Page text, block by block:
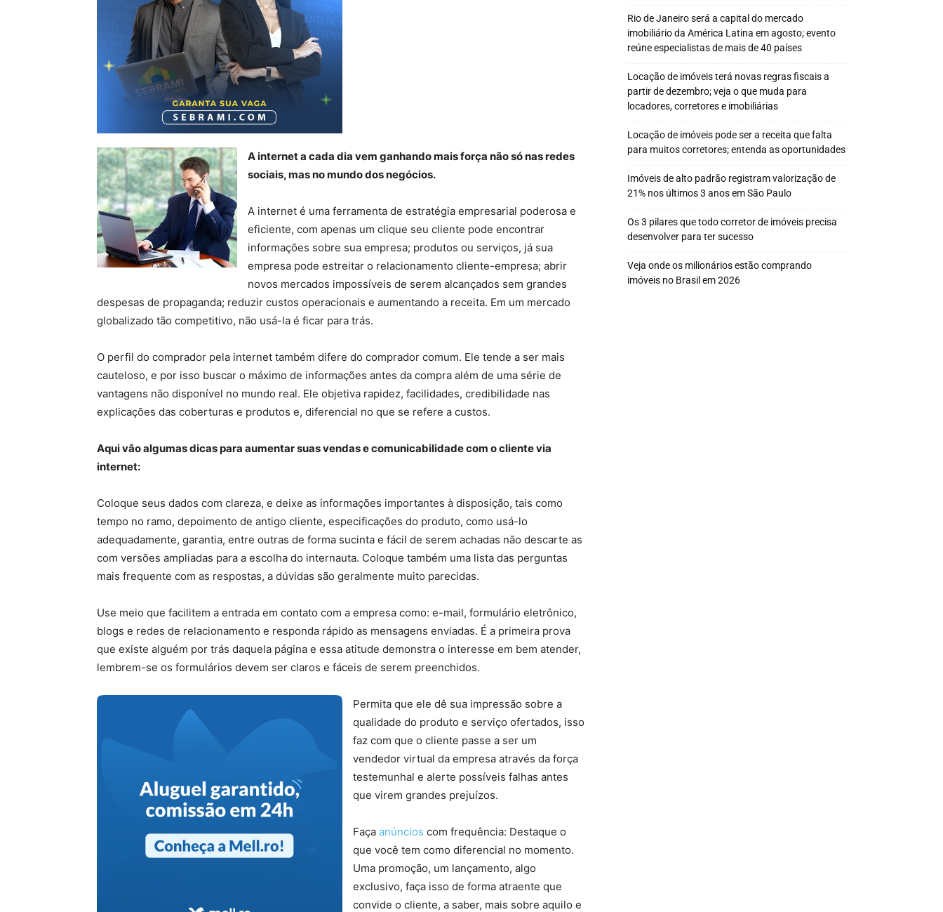
A internet a cada dia vem ganhando mais força não só nas redes
sociais, mas no mundo dos negócios.
A internet é uma ferramenta de estratégia empresarial poderosa e
eficiente, com apenas um clique seu cliente pode encontrar
informações sobre sua empresa; produtos ou serviços, já sua
empresa pode estreitar o relacionamento cliente-empresa; abrir
novos mercados impossíveis de serem alcançados sem grandes
despesas de propaganda; reduzir custos operacionais e aumentando a receita. Em um mercado
globalizado tão competitivo, não usá-la é ficar para trás.
O perfil do comprador pela internet também difere do comprador comum. Ele tende a ser mais
cauteloso, e por isso buscar o máximo de informações antes da compra além de uma série de
vantagens não disponível no mundo real. Ele objetiva rapidez, facilidades, credibilidade nas
explicações das coberturas e produtos e, diferencial no que se refere a custos.
Aqui vão algumas dicas para aumentar suas vendas e comunicabilidade com o cliente via
internet:
Coloque seus dados com clareza, e deixe as informações importantes à disposição, tais como
tempo no ramo, depoimento de antigo cliente, especificações do produto, como usá-lo
adequadamente, garantia, entre outras de forma sucinta e fácil de serem achadas não descarte as
com versões ampliadas para a escolha do internauta. Coloque também uma lista das perguntas
mais frequente com as respostas, a dúvidas são geralmente muito parecidas.
Use meio que facilitem a entrada em contato com a empresa como: e-mail, formulário eletrônico,
blogs e redes de relacionamento e responda rápido as mensagens enviadas. É a primeira prova
que existe alguém por trás daquela página e essa atitude demonstra o interesse em bem atender,
lembrem-se os formulários devem ser claros e fáceis de serem preenchidos.
Permita que ele dê sua impressão sobre a
qualidade do produto e serviço ofertados, isso
faz com que o cliente passe a ser um
vendedor virtual da empresa através da força
testemunhal e alerte possíveis falhas antes
que virem grandes prejuízos.
Faça anúncios com frequência: Destaque o
que você tem como diferencial no momento.
Uma promoção, um lançamento, algo
exclusivo, faça isso de forma atraente que
convide o cliente, a saber, mais sobre aquilo e
Rio de Janeiro será a capital do mercado
imobiliário da América Latina em agosto; evento
reúne especialistas de mais de 40 países
Locação de imóveis terá novas regras fiscais a
partir de dezembro; veja o que muda para
locadores, corretores e imobiliárias
Locação de imóveis pode ser a receita que falta
para muitos corretores; entenda as oportunidades
Imóveis de alto padrão registram valorização de
21% nos últimos 3 anos em São Paulo
Os 3 pilares que todo corretor de imóveis precisa
desenvolver para ter sucesso
Veja onde os milionários estão comprando
imóveis no Brasil em 2026